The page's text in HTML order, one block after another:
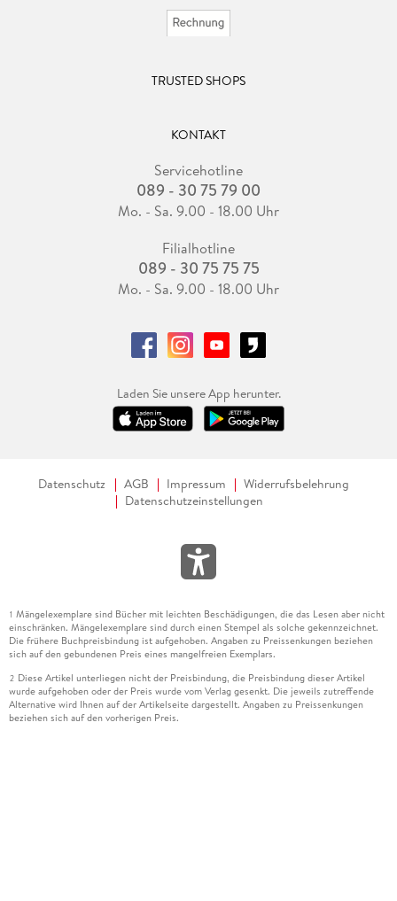
TRUSTED SHOPS
KONTAKT
Servicehotline
089 - 30 75 79 00
Mo. - Sa. 9.00 - 18.00 Uhr
Filialhotline
089 - 30 75 75 75
Mo. - Sa. 9.00 - 18.00 Uhr
Laden Sie unsere App herunter.
Datenschutz AGB Impressum
Widerrufsbelehrung
Datenschutzeinstellungen
1 Mängelexemplare sind Bücher mit leichten Beschädigungen, die das Lesen aber nicht
einschränken. Mängelexemplare sind durch einen Stempel als solche gekennzeichnet.
Die frühere Buchpreisbindung ist aufgehoben. Angaben zu Preissenkungen beziehen
sich auf den gebundenen Preis eines mangelfreien Exemplars.
2 Diese Artikel unterliegen nicht der Preisbindung, die Preisbindung dieser Artikel
wurde aufgehoben oder der Preis wurde vom Verlag gesenkt. Die jeweils zutreffende
Alternative wird Ihnen auf der Artikelseite dargestellt. Angaben zu Preissenkungen
beziehen sich auf den vorherigen Preis.